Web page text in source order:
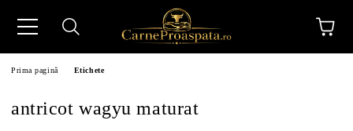
Prima pagină Etichete
antricot wagyu maturat